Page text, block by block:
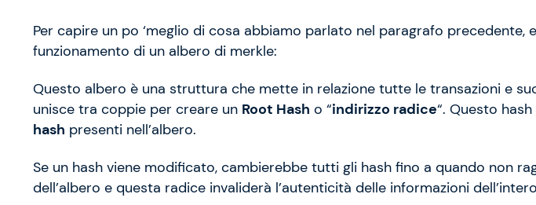
Per capire un po ‘meglio di cosa abbiamo parlato nel paragrafo precedente,
funzionamento di un albero di merkle:
Questo albero è una struttura che mette in relazione tutte le transazioni e
unisce tra coppie per creare un Root Hash o “indirizzo radice“. Questo hash
hash presenti nell’albero.
Se un hash viene modificato, cambierebbe tutti gli hash fino a quando non
dell’albero e questa radice invaliderà l’autenticità delle informazioni